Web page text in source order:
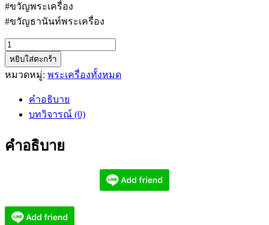
#ขวัญพระเครื่อง
#ขวัญธานันท์พระเครื่อง
จำนวน
พยนต์
มหาอำนาจ
อาจารย์
อำนาจ
ทองขาว
หยิบใส่ตะกร้า
หมวดหมู่: พระเครื่องทั้งหมด
คำอธิบาย
บทวิจารณ์ (0)
คำอธิบาย